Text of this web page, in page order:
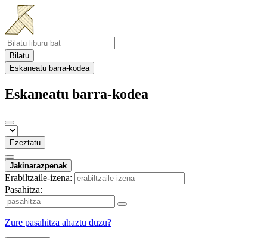
Bilatu
Eskaneatu barra-kodea
Eskaneatu barra-kodea
Ezeztatu
Jakinarazpenak
Erabiltzaile-izena:
Pasahitza:
Zure pasahitza ahaztu duzu?